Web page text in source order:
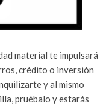
material te impulsará
crédito o inversión
y al mismo
pruébalo y estarás